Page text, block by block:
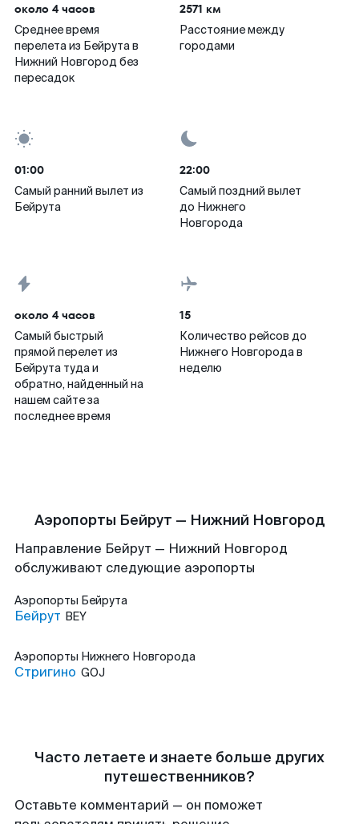
около 4 часов
Среднее время
перелета из Бейрута в
Нижний Новгород без
пересадок
2571 км
Расстояние между
городами
01:00
Самый ранний вылет из
Бейрута
22:00
Самый поздний вылет
до Нижнего
Новгорода
около 4 часов
Самый быстрый
прямой перелет из
Бейрута туда и
обратно, найденный на
нашем сайте за
последнее время
15
Количество рейсов до
Нижнего Новгорода в
неделю
Аэропорты Бейрут — Нижний Новгород
Направление Бейрут — Нижний Новгород
обслуживают следующие аэропорты
Аэропорты Бейрута
Бейрут BEY
Аэропорты Нижнего Новгорода
Стригино GOJ
Часто летаете и знаете больше других
путешественников?
Оставьте комментарий — он поможет